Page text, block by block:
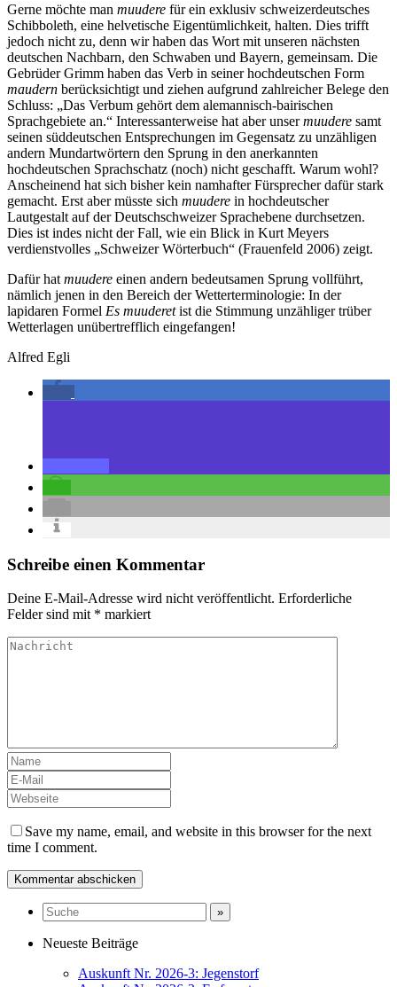
Gerne möchte man muudere für ein exklusiv schweizerdeutsches
Schibboleth, eine helvetische Eigentümlichkeit, halten. Dies trifft
jedoch nicht zu, denn wir haben das Wort mit unseren nächsten
deutschen Nachbarn, den Schwaben und Bayern, gemeinsam. Die
Gebrüder Grimm haben das Verb in seiner hochdeutschen Form
maudern berücksichtigt und ziehen aufgrund zahlreicher Belege den
Schluss: „Das Verbum gehört dem alemannisch-bairischen
Sprachgebiete an.“ Interessanterweise hat aber unsermuudere samt
seinen süddeutschen Entsprechungen im Gegensatz zu unzähligen
andern Mundartwörtern den Sprung in den anerkannten
hochdeutschen Sprachschatz (noch) nicht geschafft. Warum wohl?
Anscheinend hat sich bisher kein namhafter Fürsprecher dafür stark
gemacht. Erst aber müsste sich muudere in hochdeutscher
Lautgestalt auf der Deutschschweizer Sprachebene durchsetzen.
Dies ist indes nicht der Fall, wie ein Blick in Kurt Meyers
verdienstvolles „Schweizer Wörterbuch“ (Frauenfeld 2006) zeigt.
Dafür hat muudere einen andern bedeutsamen Sprung vollführt,
nämlich jenen in den Bereich der Wetterterminologie: In der
lapidaren Formel Es muuderetist die Stimmung unzähliger trüber
Wetterlagen unübertrefflich eingefangen!
Alfred Egli
Schreibe einen Kommentar
Deine E-Mail-Adresse wird nicht veröffentlicht. Erforderliche
Felder sind mit * markiert
Save my name, email, and website in this browser for the next
time I comment.
Neueste Beiträge
Auskunft Nr. 2026-3: Jegenstorf